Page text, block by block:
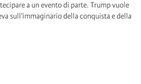
a un evento di parte. Trump vuole
sull’immaginario della conquista e della